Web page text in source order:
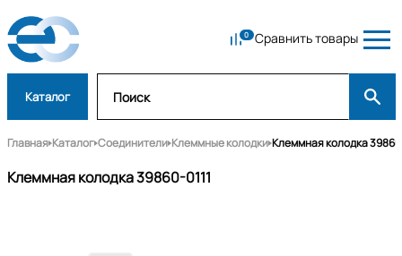
Сравнить товары
Каталог
Главная Каталог Соединители Клеммные колодки Клеммная колодка
Клеммная колодка 39860-0111